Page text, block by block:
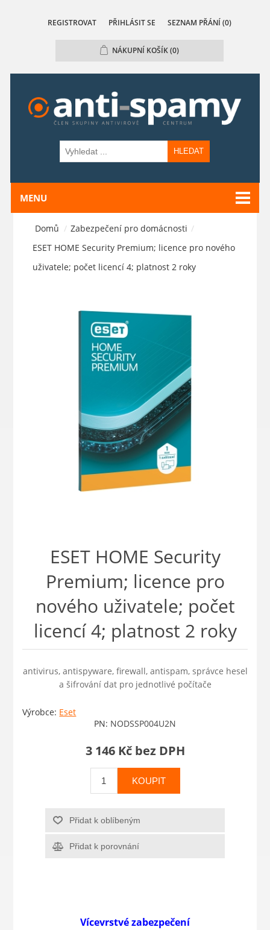
REGISTROVAT PŘIHLÁSIT SE SEZNAM PŘÁNÍ (0)
NÁKUPNÍ KOŠÍK(0)
HLEDAT
MENU
Domů / Zabezpečení pro domácnosti /
ESET HOME Security Premium; licence pro nového
uživatele; počet licencí 4; platnost 2 roky
ESET HOME Security
Premium; licence pro
nového uživatele; počet
licencí 4; platnost 2 roky
antivirus, antispyware, firewall, antispam, správce hesel
a šifrování dat pro jednotlivé počítače
Výrobce: Eset
PN: NODSSP004U2N
3 146 Kč bez DPH
KOUPIT
Přidat k oblíbeným
Přidat k porovnání
Vícevrstvé zabezpečení